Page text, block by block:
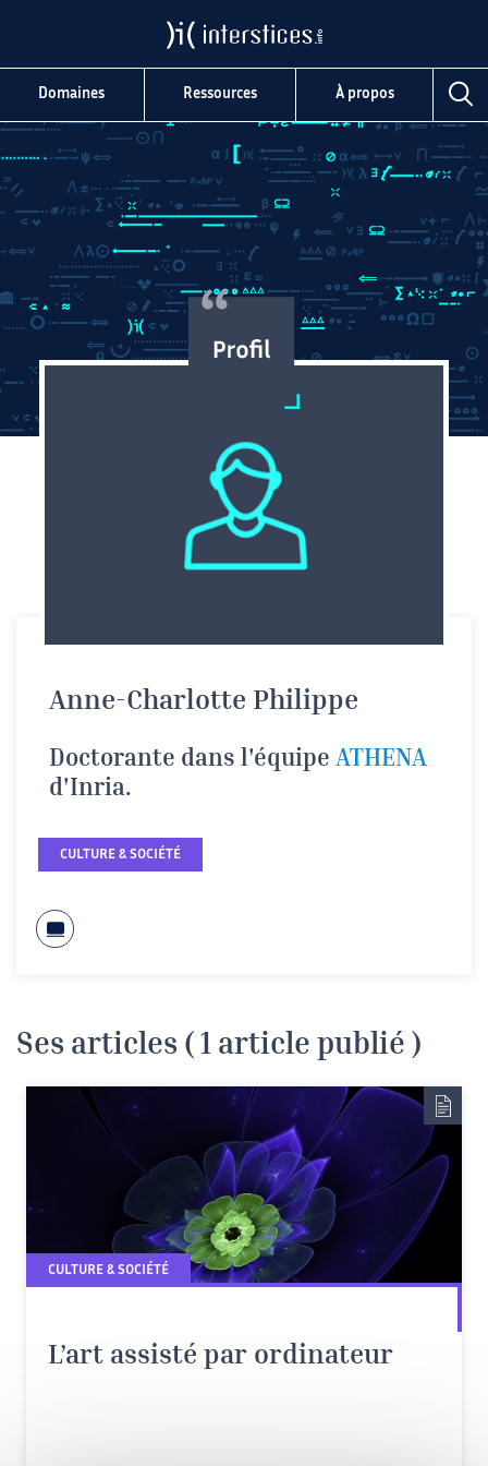
Domaines Ressources À propos
Anne-Charlotte Philippe
Doctorante dans l'équipe ATHENA
d'Inria.
CULTURE & SOCIÉTÉ
Ses articles ( 1 article publié )
CULTURE & SOCIÉTÉ
L’art assisté par ordinateur